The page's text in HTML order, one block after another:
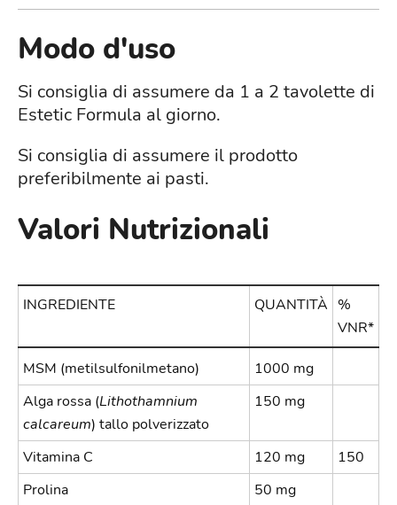
Modo d'uso
Si consiglia di assumere da 1 a 2 tavolette di
Estetic Formula al giorno.
Si consiglia di assumere il prodotto
preferibilmente ai pasti.
Valori Nutrizionali
INGREDIENTE QUANTITÀ %
VNR*
MSM (metilsulfonilmetano)
1000 mg
Alga rossa (Lithothamnium
calcareum) tallo polverizzato
150 mg
Vitamina C 120 mg
150
Prolina
50 mg